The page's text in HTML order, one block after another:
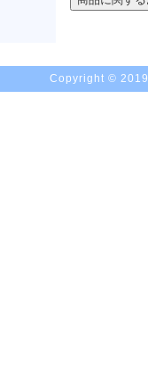
Copyright ©